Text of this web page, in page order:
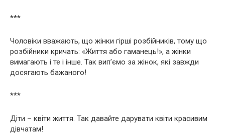
***
Чоловіки вважають, що жінки гірші розбійників, тому що
розбійники кричать: «Життя або гаманець!», а жінки
вимагають і те і інше. Так вип’ємо за жінок, які завжди
досягають бажаного!
***
Діти – квіти життя. Так давайте дарувати квіти красивим
дівчатам!